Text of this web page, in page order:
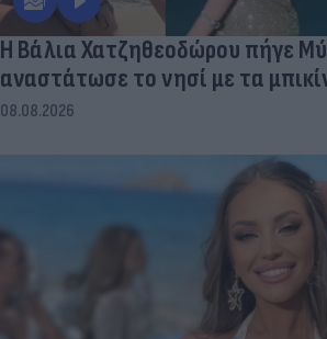
Η Βάλια Χατζηθεοδώρου πήγε
αναστάτωσε το νησί με τα
08.08.2026